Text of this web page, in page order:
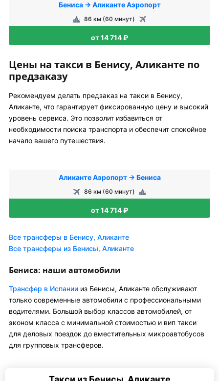
Бениса → Аликанте Аэропорт
86 км (60 минут)
от 14 714 ₽
Цены на такси в Бенису, Аликанте по
предзаказу
Рекомендуем делать предзаказ на такси в Бенису,
Аликанте, что гарантирует фиксированную цену и высокий
уровень сервиса. Это позволит избавиться от
необходимости поиска транспорта и обеспечит спокойное
начало вашего путешествия.
Аликанте Аэропорт → Бениса
86 км (60 минут)
от 14 714 ₽
Все трансферы в Бенису, Аликанте
Все трансферы из Бенисы, Аликанте
Бениса: наши автомобили
Трансфер в Испании из Бенисы, Аликанте обслуживают
только современные автомобили с профессиональными
водителями. Большой выбор классов автомобилей, от
эконом класса с минимальной стоимостью и вип такси
для деловых поездок до вместительных микроавтобусов
для групповых трансферов.